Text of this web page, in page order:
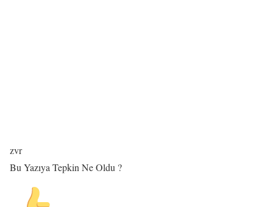
zvr
Bu Yazıya Tepkin Ne Oldu ?